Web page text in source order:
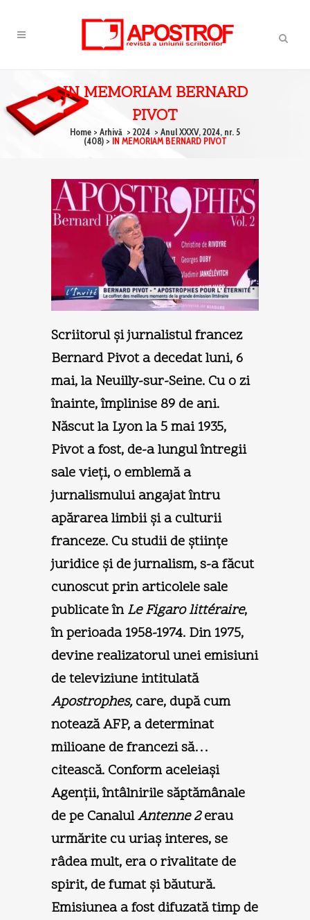
IN MEMORIAM BERNARD
PIVOT
Home > Arhivă > 2024 > Anul XXXV, 2024, nr. 5
(408)> IN MEMORIAM BERNARD PIVOT
Scriitorul şi jurnalistul francez
Bernard Pivot a decedat luni, 6
mai, la Neuilly-sur-Seine. Cu o zi
înainte, împlinise 89 de ani.
Născut la Lyon la 5 mai 1935,
Pivot a fost, de-a lungul întregii
sale vieţi, o emblemă a
jurnalismului angajat întru
apărarea limbii şi a culturii
franceze. Cu studii de ştiinţe
juridice şi de jurnalism, s-a făcut
cunoscut prin articolele sale
publicate înLe Figaro littéraire,
în perioada 1958-1974. Din 1975,
devine realizatorul unei emisiuni
de televiziune intitulată
Apostrophes,care, după cum
notează AFP, a determinat
milioane de francezi să…
citească. Conform aceleiaşi
Agenţii, întâlnirile săptămânale
de pe CanalulAntenne 2erau
urmărite cu uriaş interes, se
râdea mult, era o rivalitate de
spirit, de fumat şi băutură.
Emisiunea a fost difuzată timp de